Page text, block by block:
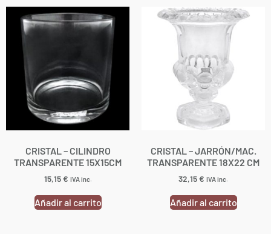
CRISTAL – CILINDRO
TRANSPARENTE 15X15CM
15,15€ IVA inc.
Añadir al carrito
CRISTAL – JARRÓN/MAC.
TRANSPARENTE 18X22 CM
32,15€ IVA inc.
Añadir al carrito